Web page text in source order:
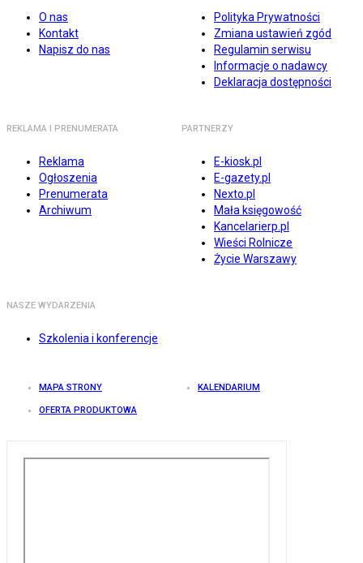
O nas
Kontakt
Napisz do nas
Polityka Prywatności
Zmiana ustawień zgód
Regulamin serwisu
Informacje o nadawcy
Deklaracja dostępności
REKLAMA I PRENUMERATA
Reklama
Ogłoszenia
Prenumerata
Archiwum
PARTNERZY
E-kiosk.pl
E-gazety.pl
Nexto.pl
Mała księgowość
Kancelarierp.pl
Wieści Rolnicze
Życie Warszawy
NASZE WYDARZENIA
Szkolenia i konferencje
MAPA STRONY KALENDARIUM
OFERTA PRODUKTOWA